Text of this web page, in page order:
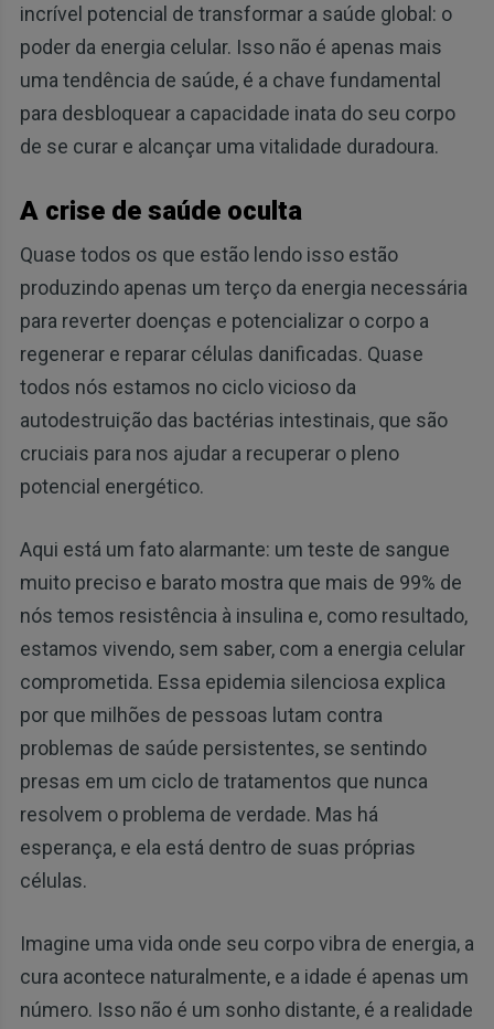
incrível potencial de transformar a saúde global: o
poder da energia celular. Isso não é apenas mais
uma tendência de saúde, é a chave fundamental
para desbloquear a capacidade inata do seu corpo
de se curar e alcançar uma vitalidade duradoura.
A crise de saúde oculta
Quase todos os que estão lendo isso estão
produzindo apenas um terço da energia necessária
para reverter doenças e potencializar o corpo a
regenerar e reparar células danificadas. Quase
todos nós estamos no ciclo vicioso da
autodestruição das bactérias intestinais, que são
cruciais para nos ajudar a recuperar o pleno
potencial energético.
Aqui está um fato alarmante: um teste de sangue
muito preciso e barato mostra que mais de 99% de
nós temos resistência à insulina e, como resultado,
estamos vivendo, sem saber, com a energia celular
comprometida. Essa epidemia silenciosa explica
por que milhões de pessoas lutam contra
problemas de saúde persistentes, se sentindo
presas em um ciclo de tratamentos que nunca
resolvem o problema de verdade. Mas há
esperança, e ela está dentro de suas próprias
células.
Imagine uma vida onde seu corpo vibra de energia, a
cura acontece naturalmente, e a idade é apenas um
número. Isso não é um sonho distante, é a realidade